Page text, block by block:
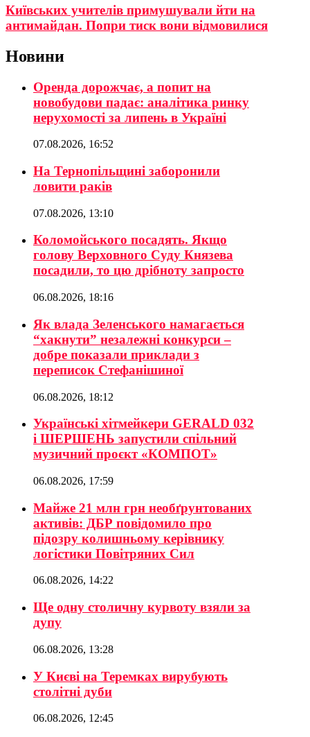
Київських учителів примушували йти на
антимайдан. Попри тиск вони відмовилися
Новини
Оренда дорожчає, а попит на
новобудови падає: аналітика ринку
нерухомості за липень в Україні
07.08.2026, 16:52
На Тернопільщині заборонили
ловити раків
07.08.2026, 13:10
Коломойського посадять. Якщо
голову Верховного Суду Князева
посадили, то цю дрібноту запросто
06.08.2026, 18:16
Як влада Зеленського намагається
“хакнути” незалежні конкурси –
добре показали приклади з
переписок Стефанішиної
06.08.2026, 18:12
Українські хітмейкери GERALD 032
і ШЕРШЕНЬ запустили спільний
музичний проєкт «КОМПОТ»
06.08.2026, 17:59
Майже 21 млн грн необґрунтованих
активів: ДБР повідомило про
підозру колишньому керівнику
логістики Повітряних Сил
06.08.2026, 14:22
Ще одну столичну курвоту взяли за
дупу
06.08.2026, 13:28
У Києві на Теремках вирубують
столітні дуби
06.08.2026, 12:45